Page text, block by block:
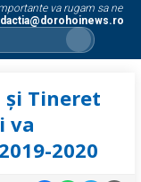
va rugam sa ne
Tineret
va
2020